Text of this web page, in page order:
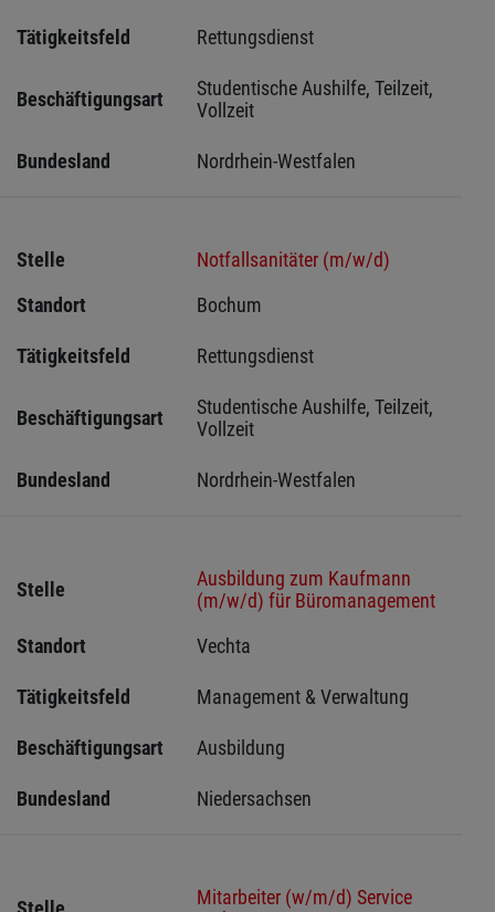
Tätigkeitsfeld Rettungsdienst
Beschäftigungsart
Studentische Aushilfe, Teilzeit,
Vollzeit
Bundesland Nordrhein-Westfalen
Stelle
Notfallsanitäter (m/w/d)
Standort
Bochum
Tätigkeitsfeld Rettungsdienst
Beschäftigungsart
Studentische Aushilfe, Teilzeit,
Vollzeit
Bundesland Nordrhein-Westfalen
Stelle
Ausbildung zum Kaufmann
(m/w/d) für Büromanagement
Standort
Vechta
Tätigkeitsfeld Management & Verwaltung
Beschäftigungsart Ausbildung
Bundesland Niedersachsen
Mitarbeiter (w/m/d) Service